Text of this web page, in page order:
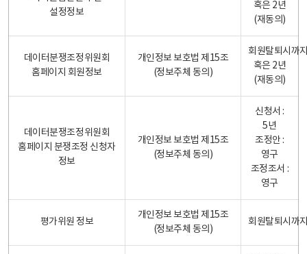
설정정보
혹은 2년
(재동의)
데이터분쟁조정위원회
홈페이지 회원정보
개인정보 보호법 제15조
(정보주체 동의)
회원탈퇴시까
혹은 2년
(재동의)
데이터분쟁조정위원회
홈페이지 분쟁조정 신청자
정보
개인정보 보호법 제15조
(정보주체 동의)
신청서 :
5년
조정안 :
영구
조정조서 :
영구
평가위원 정보
개인정보 보호법 제15조
(정보주체 동의)
회원탈퇴시까